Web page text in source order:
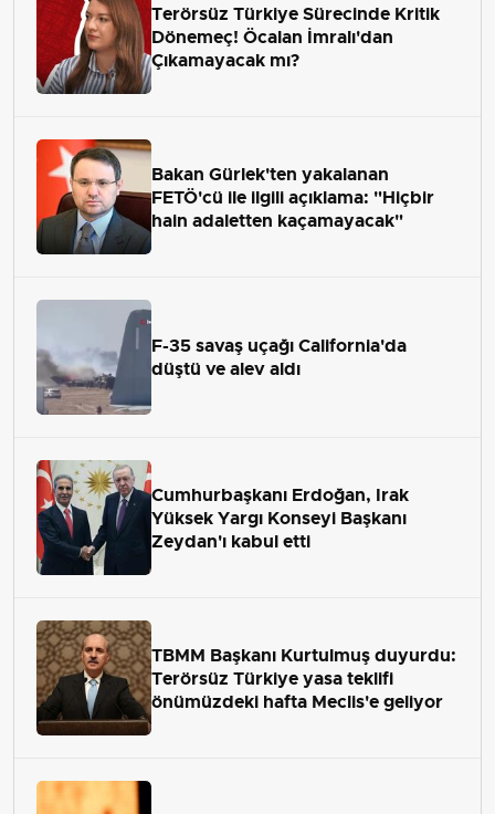
Terörsüz Türkiye Sürecinde Kritik
Dönemeç! Öcalan İmralı'dan
Çıkamayacak mı?
Bakan Gürlek'ten yakalanan
FETÖ'cü ile ilgili açıklama: "Hiçbir
hain adaletten kaçamayacak"
F-35 savaş uçağı California'da
düştü ve alev aldı
Cumhurbaşkanı Erdoğan, Irak
Yüksek Yargı Konseyi Başkanı
Zeydan'ı kabul etti
TBMM Başkanı Kurtulmuş duyurdu:
Terörsüz Türkiye yasa teklifi
önümüzdeki hafta Meclis'e geliyor